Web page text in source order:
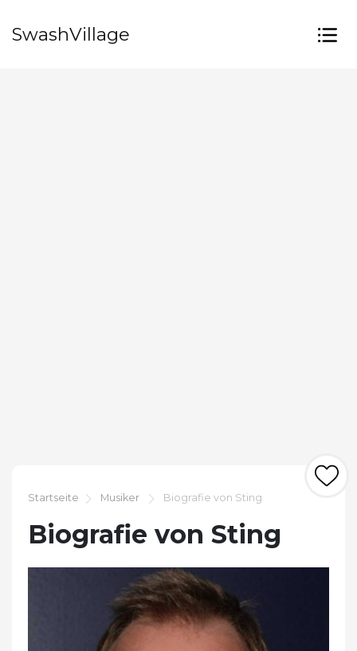
SwashVillage
Startseite Musiker Biografie von Sting
Biografie von Sting